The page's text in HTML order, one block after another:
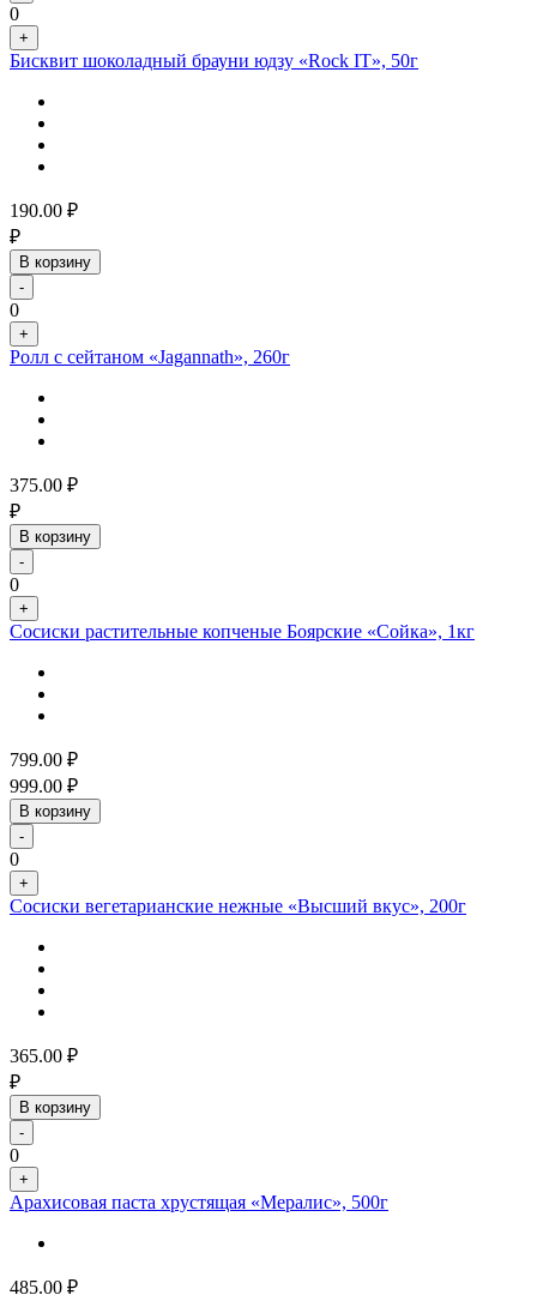
0
+
Бисквит шоколадный брауни юдзу «Rock IT», 50г
190.00 ₽
₽
В корзину
-
0
+
Ролл с сейтаном «Jagannath», 260г
375.00 ₽
₽
В корзину
-
0
+
Сосиски растительные копченые Боярские «Сойка», 1кг
799.00 ₽
999.00 ₽
В корзину
-
0
+
Сосиски вегетарианские нежные «Высший вкус», 200г
365.00 ₽
₽
В корзину
-
0
+
Арахисовая паста хрустящая «Мералис», 500г
485.00 ₽